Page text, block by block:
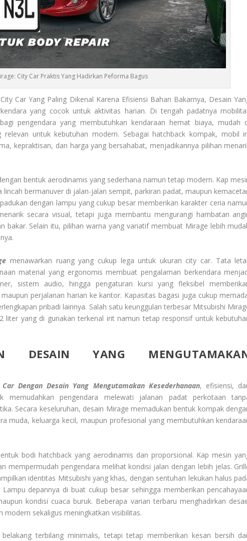
City Car Praktis Yang Hadirkan Peforma Bagus
Car Yang Paling Dikenal Karena Efisiensi Bahan Bakarnya, Desain
yang cocok untuk aktivitas harian. Di tengah padatnya
pengendara yang membutuhkan kendaraan hemat biaya, mudah
untuk kebutuhan modern. Sebagai hatchback kompak, mobil
kepraktisan, dan harga yang bersahabat, menjadikannya pilihan
bentuk aerodinamis yang sederhana namun tetap modern. Kap
bermanuver di jalan-jalan sempit, parkiran padat, maupun
dengan lampu yang cukup besar memberikan karakter ceria
secara visual, tetapi juga membantu mengurangi hambatan
bakar. Selain itu, pilihan warna yang variatif membuat Mirage lebih
menawarkan ruang yang cukup lega untuk ukuran city car. Tata
material yang ergonomis membuat pengalaman berkendara
sistem audio, hingga pengaturan kursi yang fleksibel
perjalanan harian ke kantor. Kapasitas bagasi juga cukup
pribadi lainnya. Salah satu keunggulan terbesar Mitsubishi
liter yang di gunakan terkenal irit namun tetap responsif untuk
DESAIN YANG
Dengan Desain Yang Mengutamakan Kesederhanaan, efisiensi,
pengendara melewati jalanan padat perkotaan
Secara keseluruhan, desain Mirage memadukan bentuk kompak
muda, keluarga kecil, maupun profesional yang membutuhkan
bodi hatchback yang aerodinamis dan proporsional. Kap mesin
mempermudah pengendara melihat kondisi jalan dengan lebih jelas.
identitas Mitsubishi yang khas, dengan sentuhan lekukan halus
depannya di buat cukup besar sehingga memberikan
kondisi cuaca buruk. Beberapa varian terbaru menghadirkan
sekaligus meningkatkan visibilitas.
terbilang minimalis, tetapi tetap memberikan kesan bersih